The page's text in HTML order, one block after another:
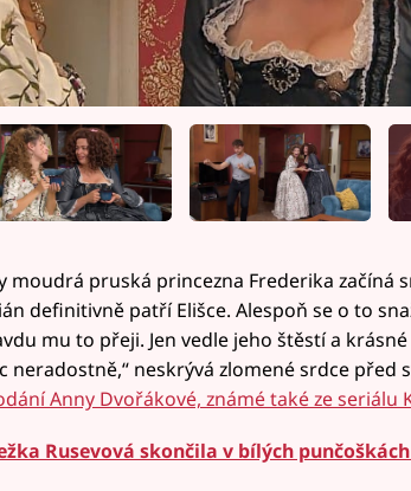
moudrá pruská princezna Frederika začíná
definitivně patří Elišce. Alespoň se o to
mu to přeji. Jen vedle jeho štěstí a krásné
neradostně,“ neskrývá zlomené srdce před
Anny Dvořákové, známé také ze seriálu
Rusevová skončila v bílých